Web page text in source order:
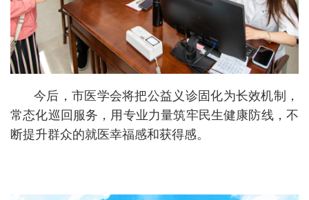
今后，市医学会将把公益义诊固化为长效机制，
常态化巡回服务，用专业力量筑牢民生健康防线，不
断提升群众的就医幸福感和获得感。